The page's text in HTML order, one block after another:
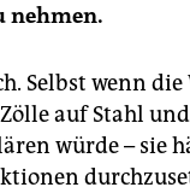
nehmen.
Selbst wenn die
auf Stahl
würde – sie